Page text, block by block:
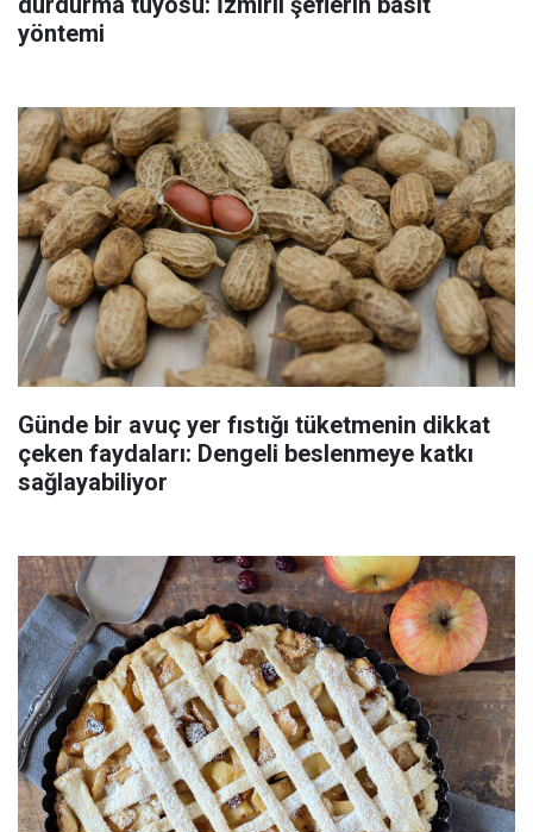
yöntemi
Günde bir avuç yer fıstığı tüketmenin dikkat
çeken faydaları: Dengeli beslenmeye katkı
sağlayabiliyor